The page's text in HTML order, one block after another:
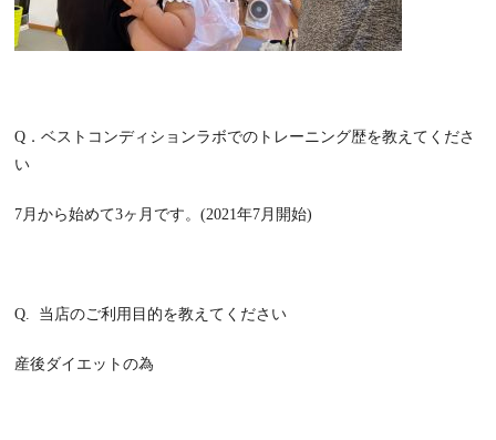
Q．ベストコンディションラボでのトレーニング歴を教えてくださ
い
7月から始めて3ヶ月です。(2021年7月開始)
Q. 当店のご利用目的を教えてください
産後ダイエットの為